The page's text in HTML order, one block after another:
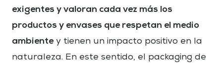
exigentes y valoran cada vez más los
productos y envases que respetan el medio
ambientey tienen un impacto positivo en la
naturaleza. En este sentido, el packaging de